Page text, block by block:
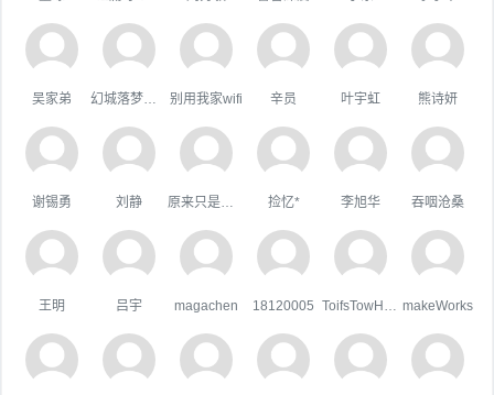
吴家弟 别用我家wifi 辛员 叶宇虹 熊诗妍
谢锡勇 刘静 捡忆* 李旭华 吞咽沧桑
王明 吕宇 magachen 18120005 makeWorks